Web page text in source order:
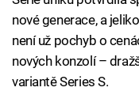
nové generace, a
není už pochyb o
nových konzolí –
variantě Series S.